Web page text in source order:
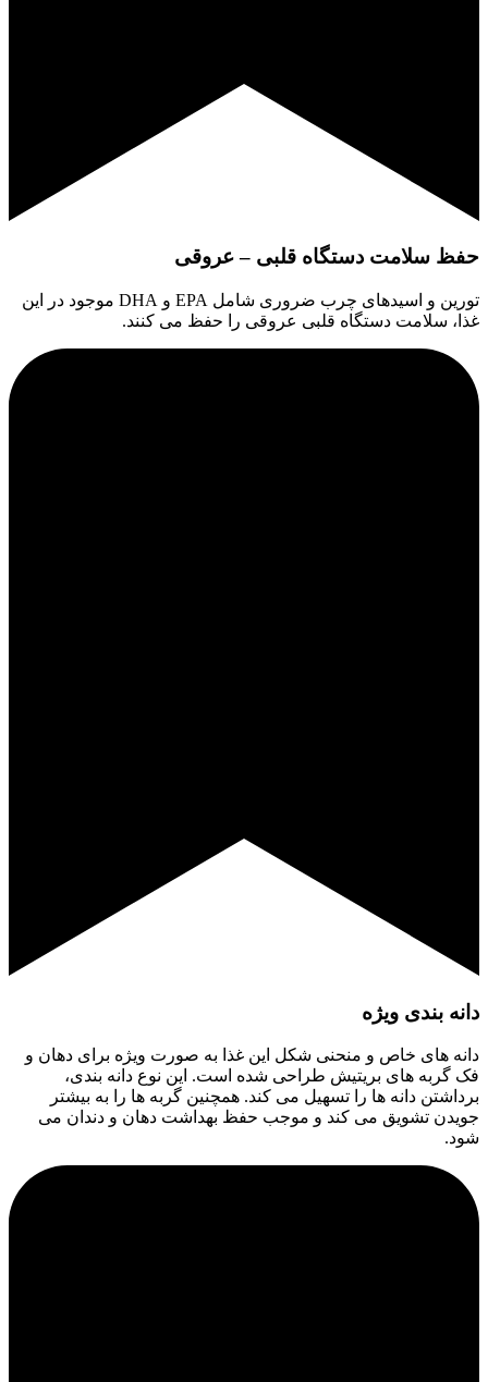
حفظ سلامت دستگاه قلبی – عروقی
تورین و اسیدهای چرب ضروری شامل EPA و DHA موجود در این
غذا، سلامت دستگاه قلبی عروقی را حفظ می کنند.
دانه بندی ویژه
دانه های خاص و منحنی شکل این غذا به صورت ویژه برای دهان و
فک گربه های بریتیش طراحی شده است. این نوع دانه بندی،
برداشتن دانه ها را تسهیل می کند. همچنین گربه ها را به بیشتر
جویدن تشویق می کند و موجب حفظ بهداشت دهان و دندان می
شود.